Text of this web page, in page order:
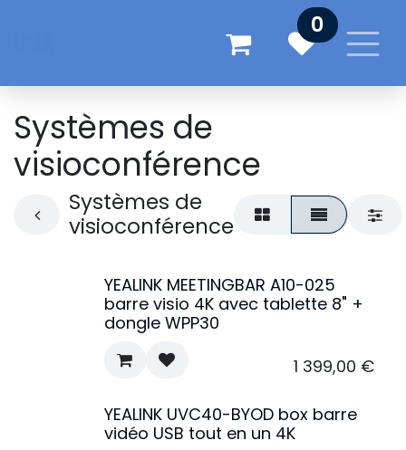
0
Systèmes de
visioconférence
Systèmes de
visioconférence
YEALINK MEETINGBAR A10-025
barre visio 4K avec tablette 8" +
dongle WPP30
1 399,00 €
YEALINK UVC40-BYOD box barre
vidéo USB tout en un 4K